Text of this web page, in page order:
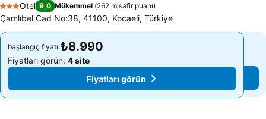
3 Yıldız
Otel 9,0 Mükemmel (262 misafir puanı)
Çamlıbel Cad No:38, 41100, Kocaeli, Türkiye
başlangıç fiyatı ₺8.990
Fiyatları görün: 4 site
Fiyatları görün
başlangıç fiyatı ₺8.990
Fiyatları görün: 4 site
Fiyatları görün